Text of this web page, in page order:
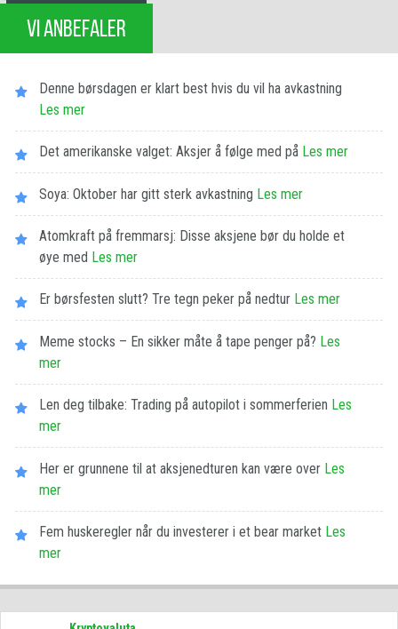
VI ANBEFALER
Denne børsdagen er klart best hvis du vil ha avkastning
Les​ ​mer
Det amerikanske valget: Aksjer å følge med på Les​ ​mer
Soya: Oktober har gitt sterk avkastning Les​ ​mer
Atomkraft på fremmarsj: Disse aksjene bør du holde et
øye med Les​ ​mer
Er børsfesten slutt? Tre tegn peker på nedtur Les​ ​mer
Meme stocks – En sikker måte å tape penger på? Les​ ​
mer
Len deg tilbake: Trading på autopilot i sommerferien Les​ ​
mer
Her er grunnene til at aksjenedturen kan være over Les​ ​
mer
Fem huskeregler når du investerer i et bear market Les​ ​
mer